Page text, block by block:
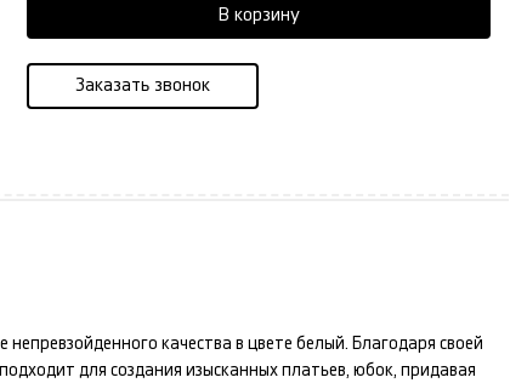
В корзину
Заказать звонок
непревзойденного качества в цвете белый. Благодаря своей
для создания изысканных платьев, юбок, придавая